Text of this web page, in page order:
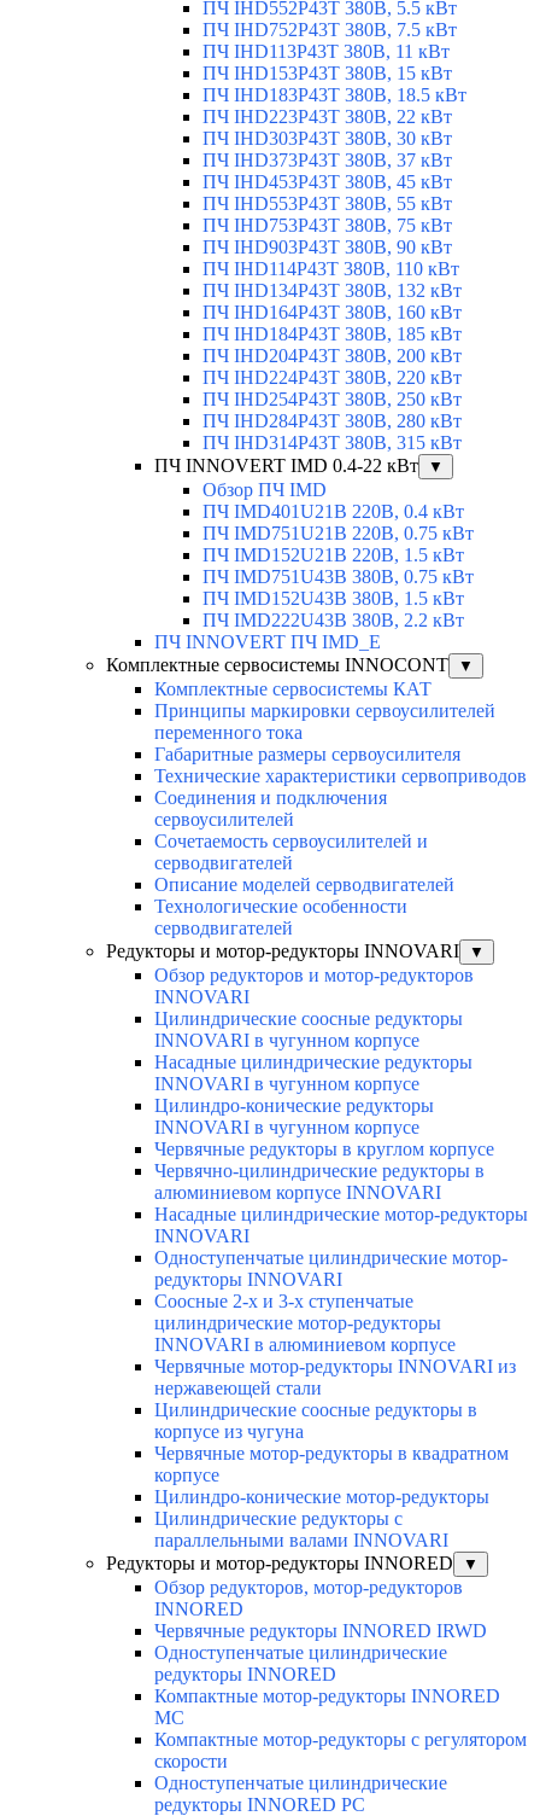
ПЧ IHD552P43T 380В, 5.5 кВт
ПЧ IHD752P43T 380В, 7.5 кВт
ПЧ IHD113P43T 380В, 11 кВт
ПЧ IHD153P43T 380В, 15 кВт
ПЧ IHD183P43T 380В, 18.5 кВт
ПЧ IHD223P43T 380В, 22 кВт
ПЧ IHD303P43T 380В, 30 кВт
ПЧ IHD373P43T 380В, 37 кВт
ПЧ IHD453P43T 380В, 45 кВт
ПЧ IHD553P43T 380В, 55 кВт
ПЧ IHD753P43T 380В, 75 кВт
ПЧ IHD903P43T 380В, 90 кВт
ПЧ IHD114P43T 380В, 110 кВт
ПЧ IHD134P43T 380В, 132 кВт
ПЧ IHD164P43T 380В, 160 кВт
ПЧ IHD184P43T 380В, 185 кВт
ПЧ IHD204P43T 380В, 200 кВт
ПЧ IHD224P43T 380В, 220 кВт
ПЧ IHD254P43T 380В, 250 кВт
ПЧ IHD284P43T 380В, 280 кВт
ПЧ IHD314P43T 380В, 315 кВт
ПЧ INNOVERT IMD 0.4-22 кВт
▼
Обзор ПЧ IMD
ПЧ IMD401U21B 220В, 0.4 кВт
ПЧ IMD751U21B 220В, 0.75 кВт
ПЧ IMD152U21B 220В, 1.5 кВт
ПЧ IMD751U43B 380В, 0.75 кВт
ПЧ IMD152U43B 380В, 1.5 кВт
ПЧ IMD222U43B 380В, 2.2 кВт
ПЧ INNOVERT ПЧ IMD_E
Комплектные сервосистемы INNOCONT
▼
Комплектные сервосистемы КАТ
Принципы маркировки сервоусилителей
переменного тока
Габаритные размеры сервоусилителя
Технические характеристики сервоприводов
Соединения и подключения
сервоусилителей
Сочетаемость сервоусилителей и
серводвигателей
Описание моделей серводвигателей
Технологические особенности
серводвигателей
Редукторы и мотор-редукторы INNOVARI
▼
Обзор редукторов и мотор-редукторов
INNOVARI
Цилиндрические соосные редукторы
INNOVARI в чугунном корпусе
Насадные цилиндрические редукторы
INNOVARI в чугунном корпусе
Цилиндро-конические редукторы
INNOVARI в чугунном корпусе
Червячные редукторы в круглом корпусе
Червячно-цилиндрические редукторы в
алюминиевом корпусе INNOVARI
Насадные цилиндрические мотор-редукторы
INNOVARI
Одноступенчатые цилиндрические мотор-
редукторы INNOVARI
Соосные 2-х и 3-х ступенчатые
цилиндрические мотор-редукторы
INNOVARI в алюминиевом корпусе
Червячные мотор-редукторы INNOVARI из
нержавеющей стали
Цилиндрические соосные редукторы в
корпусе из чугуна
Червячные мотор-редукторы в квадратном
корпусе
Цилиндро-конические мотор-редукторы
Цилиндрические редукторы с
параллельными валами INNOVARI
Редукторы и мотор-редукторы INNORED
▼
Обзор редукторов, мотор-редукторов
INNORED
Червячные редукторы INNORED IRWD
Одноступенчатые цилиндрические
редукторы INNORED
Компактные мотор-редукторы INNORED
MC
Компактные мотор-редукторы с регулятором
скорости
Одноступенчатые цилиндрические
редукторы INNORED PC